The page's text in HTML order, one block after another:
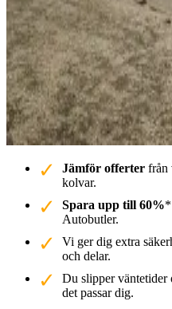
Jämför offerter från
kolvar.
Spara upp till 60%
Autobutler.
Vi ger dig extra
och delar.
Du slipper väntetider
det passar dig.